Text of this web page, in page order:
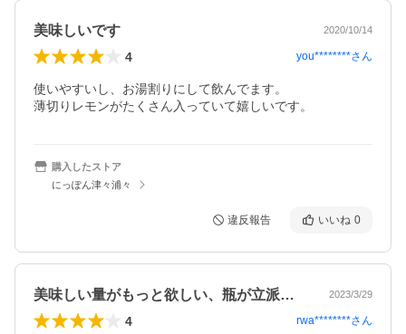
美味しいです 2020/10/14
4 you********さん
使いやすいし、お湯割りにして飲んでます。
薄切りレモンがたくさん入っていて嬉しいです。
購入したストア
にっぽん津々浦々
違反報告 いいね 0
美味しい量がもっと欲しい、瓶が立派過ぎ… 2023/3/29
4 rwa********さん